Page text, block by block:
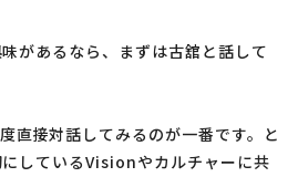
大きく崩れることはありま
ダラダラやるものではな
があるなら、まずは古舘と話して
直接対話してみるのが一番です。と
しているVisionやカルチャーに共